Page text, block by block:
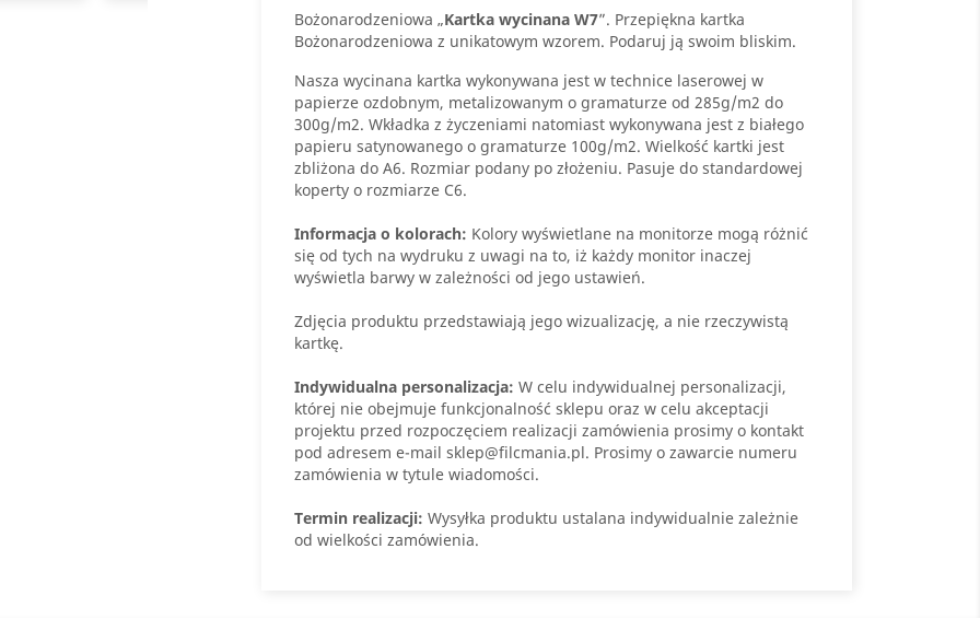
Bożonarodzeniowa „Kartka wycinana W7”. Przepiękna kartka
Bożonarodzeniowa z unikatowym wzorem. Podaruj ją swoim bliskim.
Nasza wycinana kartka wykonywana jest w technice laserowej w
papierze ozdobnym, metalizowanym o gramaturze od 285g/m2 do
300g/m2. Wkładka z życzeniami natomiast wykonywana jest z białego
papieru satynowanego o gramaturze 100g/m2. Wielkość kartki jest
zbliżona do A6. Rozmiar podany po złożeniu. Pasuje do standardowej
koperty o rozmiarze C6.
Informacja o kolorach: Kolory wyświetlane na monitorze mogą różnić
się od tych na wydruku z uwagi na to, iż każdy monitor inaczej
wyświetla barwy w zależności od jego ustawień.
Zdjęcia produktu przedstawiają jego wizualizację, a nie rzeczywistą
kartkę.
Indywidualna personalizacja: W celu indywidualnej personalizacji,
której nie obejmuje funkcjonalność sklepu oraz w celu akceptacji
projektu przed rozpoczęciem realizacji zamówienia prosimy o kontakt
pod adresem e-mail sklep@filcmania.pl. Prosimy o zawarcie numeru
zamówienia w tytule wiadomości.
Termin realizacji: Wysyłka produktu ustalana indywidualnie zależnie
od wielkości zamówienia.